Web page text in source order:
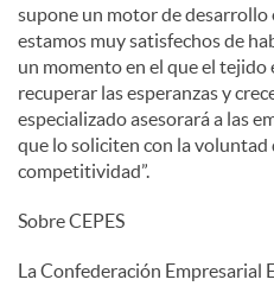
supone un motor de desarrollo
estamos muy satisfechos de
un momento en el que el tejido
recuperar las esperanzas y
especializado asesorará a las
que lo soliciten con la voluntad
competitividad”.
Sobre CEPES
La Confederación Empresarial